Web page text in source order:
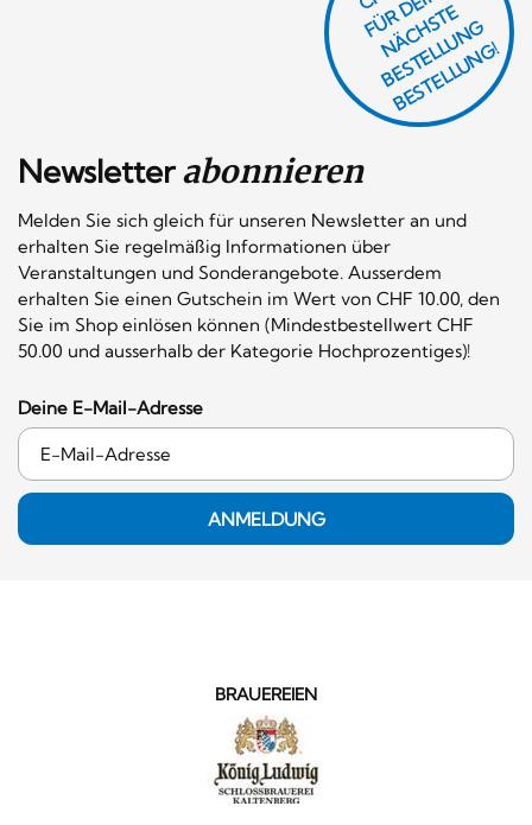
Newsletterabonnieren
Melden Sie sich gleich für unseren Newsletter an und
erhalten Sie regelmäßig Informationen über
Veranstaltungen und Sonderangebote. Ausserdem
erhalten Sie einen Gutschein im Wert von CHF 10.00, den
Sie im Shop einlösen können (Mindestbestellwert CHF
50.00 und ausserhalb der Kategorie Hochprozentiges)!
F
R
N
H
E
L
G
G!
Deine E-Mail-Adresse
ANMELDUNG
BRAUEREIEN